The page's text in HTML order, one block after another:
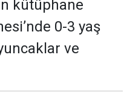
kütüphane
0-3 yaş
ve